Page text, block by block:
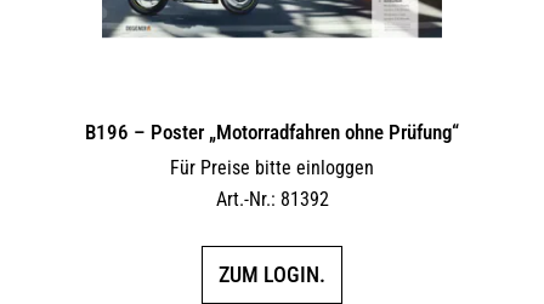
B196 – Poster „Motorradfahren ohne Prüfung“
Für Preise bitte einloggen
Art.-Nr.: 81392
ZUM LOGIN.